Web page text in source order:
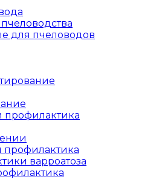
для пчеловодов
профилактика
профилактика
варроатоза